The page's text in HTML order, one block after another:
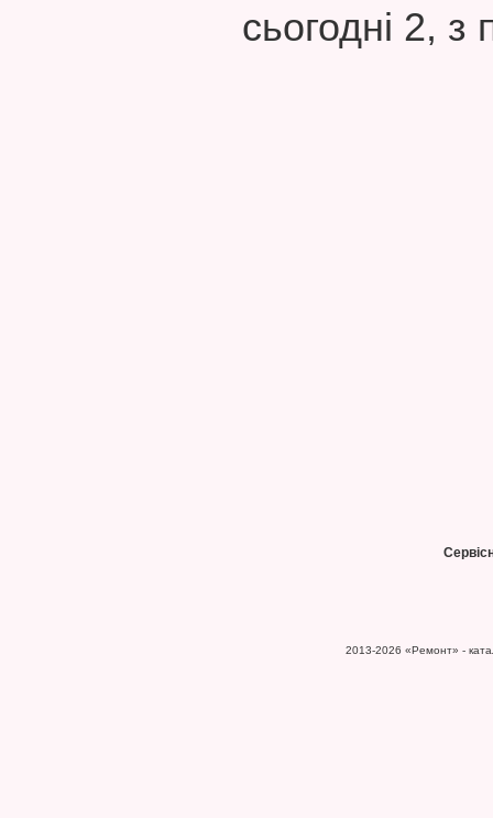
сьогодні 2, з
2013-2026 «Ремонт» -